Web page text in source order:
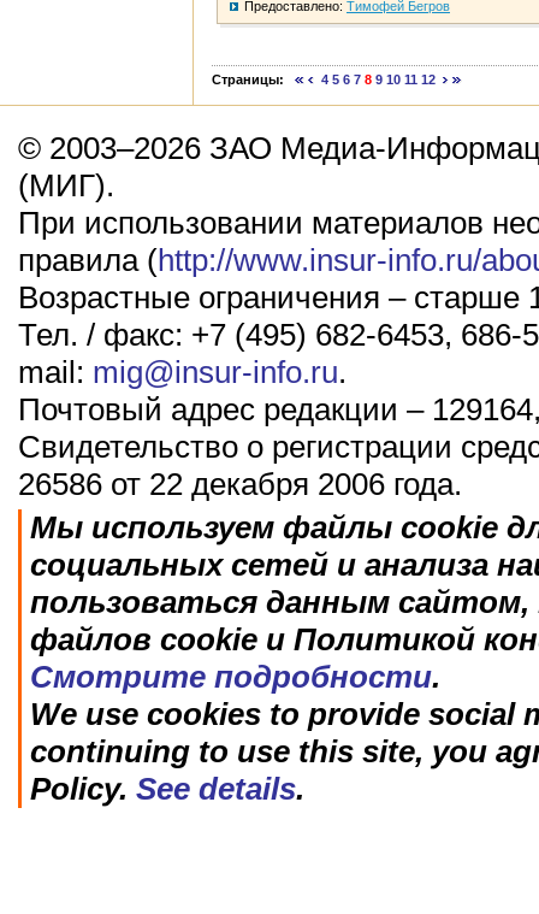
Предоставлено: Тимофей Бегров
Страницы: 4 5 6 7 8 9 10 11 12
© 2003–2026 ЗАО Медиа-
(МИГ).
При использовании материалов
правила (http://www.insur-info.ru/
Возрастные ограничения – старше
Тел. / факс: +7 (495) 682-6453, 686-
mail: mig@insur-info.ru.
Почтовый адрес редакции –
Свидетельство о регистрации
26586 от 22 декабря 2006 года.
Мы используем файлы cookie
социальных сетей и анализа
пользоваться данным
файлов cookie и Политикой
Смотрите подробности.
We use cookies to provide social
continuing to use this site, you
Policy. See details.